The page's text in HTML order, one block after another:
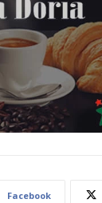
Facebook